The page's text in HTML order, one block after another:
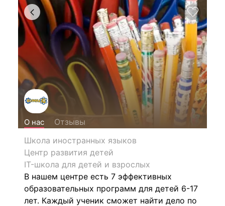
О нас
Отзывы
Школа иностранных языков
Центр развития детей
IT-школа для детей и взрослых
В нашем центре есть 7 эффективных
образовательных программ для детей 6-17
лет. Каждый ученик сможет найти дело по